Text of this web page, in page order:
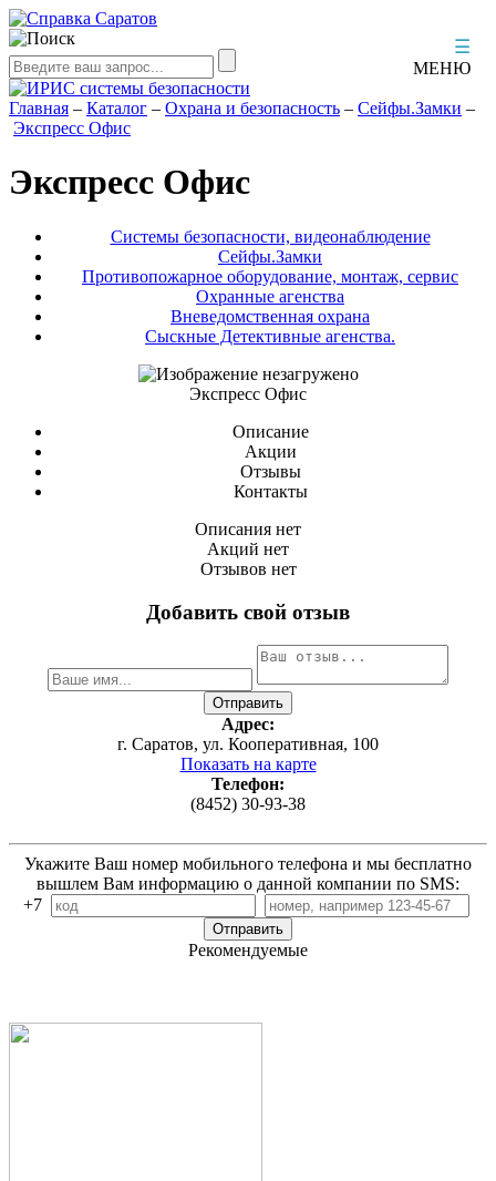
☰
МЕНЮ
Главная – Каталог – Охрана и безопасность – Сейфы.Замки –
Экспресс Офис
Экспресс Офис
Системы безопасности, видеонаблюдение
Сейфы.Замки
Противопожарное оборудование, монтаж, сервис
Охранные агенства
Вневедомственная охрана
Сыскные Детективные агенства.
Экспресс Офис
Описание
Акции
Отзывы
Контакты
Описания нет
Акций нет
Отзывов нет
Добавить свой отзыв
Адрес:
г. Саратов, ул. Кооперативная, 100
Показать на карте
Телефон:
(8452) 30-93-38
Укажите Ваш номер мобильного телефона и мы бесплатно
вышлем Вам информацию о данной компании по SMS:
+7
Рекомендуемые